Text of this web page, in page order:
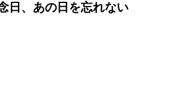
日、あの日を忘れない